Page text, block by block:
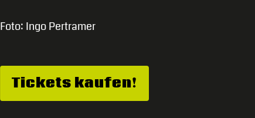
Foto: Ingo Pertramer
Tickets kaufen!